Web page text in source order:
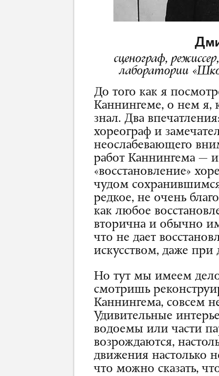
сценограф,
лаборатории
До того как я
Каннингеме, о нем я,
знал. Два
хореограф и
неослабевающего
работ Каннингема —
«восстановление»
чудом
редкое, не очень
как любое
вторична и обычно
что не дает
искусством, даже
Но тут мы имеем
смотришь
Каннингема, совсем
Удивительные
водоемы или части
возрождаются,
движения настолько
что можно сказать,